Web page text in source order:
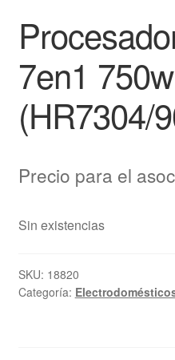
7en1
(HR7304/
Precio para el
Sin existencias
SKU: 18820
Categoría: